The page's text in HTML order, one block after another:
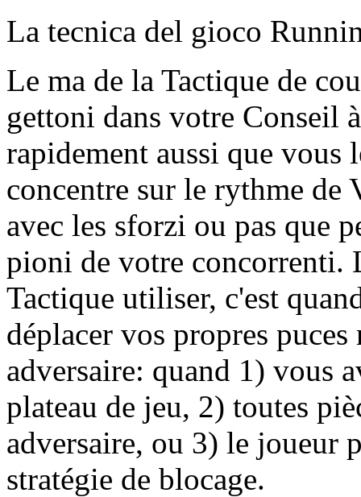
La tecnica del gioco
Le ma de la Tactique de
gettoni dans votre Conseil
rapidement aussi que vous
concentre sur le rythme de
avec les sforzi ou pas que
pioni de votre concorrenti.
Tactique utiliser, c'est
déplacer vos propres
adversaire: quand 1) vous
plateau de jeu, 2) toutes
adversaire, ou 3) le joueur
stratégie de blocage.